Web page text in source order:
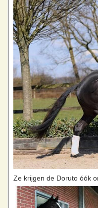
Ze krijgen de Doruto óók